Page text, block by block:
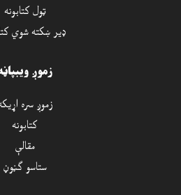
ټول کتابونه
ډير ښکته شوي
زموږ
زموږ سره
کتابونه
مقالې
ستاسو ګڼوڼ